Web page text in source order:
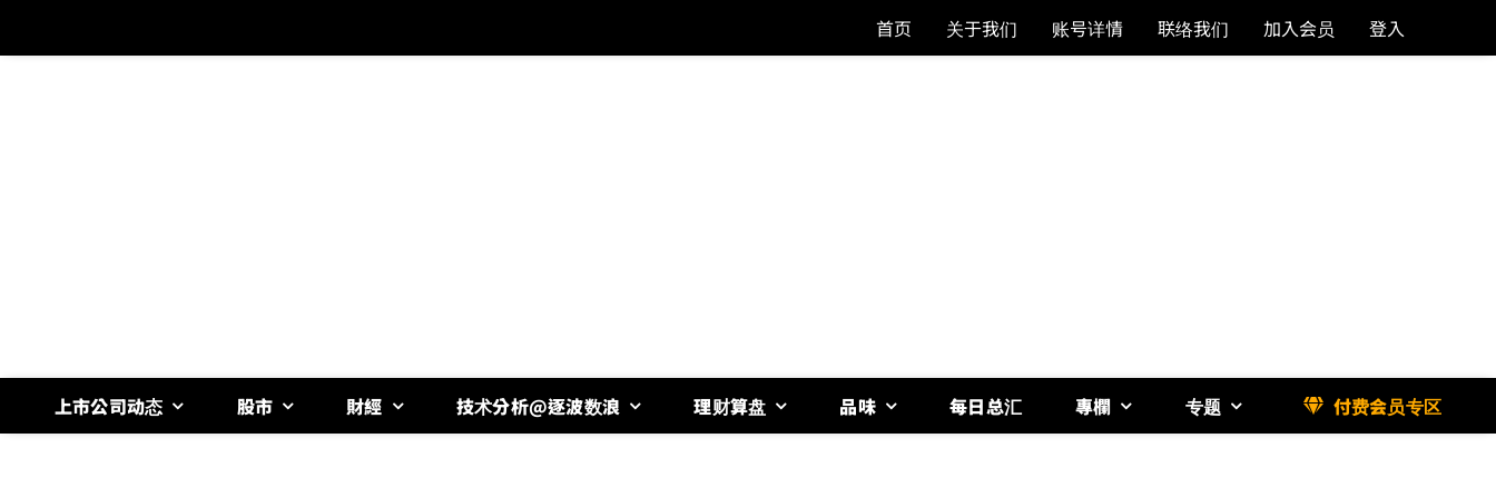
首页 关于我们 账号详情 联络我们 加入会员 登入
上市公司动态 股市 財經 技术分析@逐波数浪 理财算盘 品味 每日总汇 專欄 专题 付费会员专区